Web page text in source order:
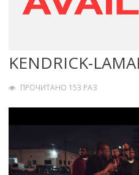
KENDRICK-
ПРОЧИТАНО 153 РАЗ